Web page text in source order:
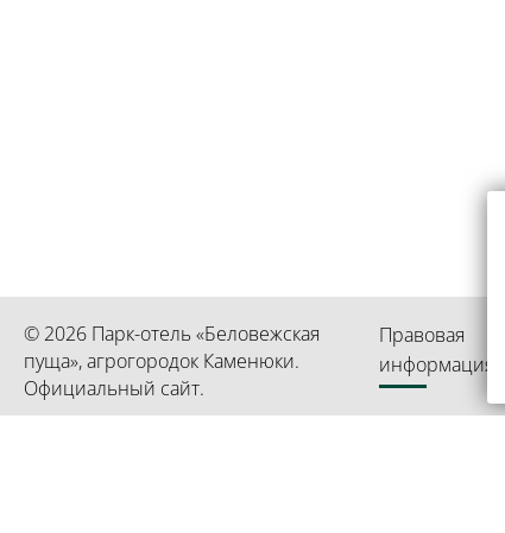
© 2026 Парк-отель «Беловежская
пуща», агрогородок Каменюки.
Официальный сайт.
Правовая
информация